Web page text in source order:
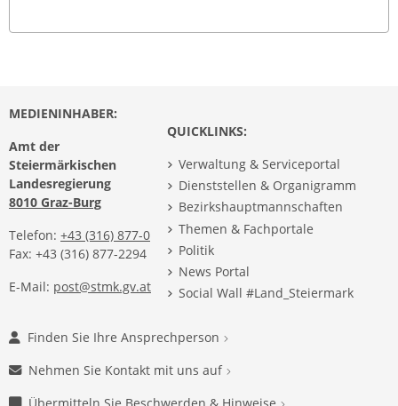
MEDIENINHABER:
Amt der
Steiermärkischen
Landesregierung
8010 Graz-Burg
Telefon: +43 (316) 877-0
Fax: +43 (316) 877-2294
E-Mail: post@stmk.gv.at
QUICKLINKS:
Verwaltung & Serviceportal
Dienststellen & Organigramm
Bezirkshauptmannschaften
Themen & Fachportale
Politik
News Portal
Social Wall #Land_Steiermark
Finden Sie Ihre Ansprechperson
Nehmen Sie Kontakt mit uns auf